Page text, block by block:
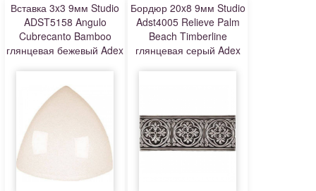
Вставка 3x3 9мм Studio
ADST5158 Angulo
Cubrecanto Bamboo
глянцевая бежевый Adex
Бордюр 20x8 9мм Studio
Adst4005 Relieve Palm
Beach Timberline
глянцевая серый Adex